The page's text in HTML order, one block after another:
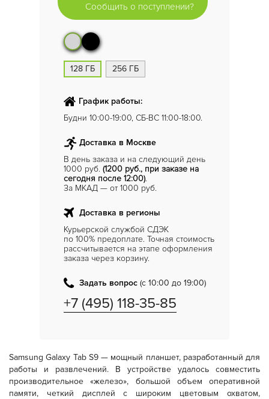
Сообщить о поступлении?
128 ГБ 256 ГБ
График работы:
Будни 10:00-19:00, СБ-ВС 11:00-18:00.
Доставка в Москве
В день заказа и на следующий день
1000 руб. (1200 руб., при заказе на
сегодня после 12:00).
За МКАД — от 1000 руб.
Доставка в регионы
Курьерской службой СДЭК
по 100% предоплате. Точная стоимость
рассчитывается на этапе оформления
заказа через корзину.
Задать вопрос (с 10:00 до 19:00)
+7 (495) 118-35-85
Samsung Galaxy Tab S9 — мощный планшет, разработанный для
работы и развлечений. В устройстве удалось совместить
производительное «железо», большой объем оперативной
памяти, четкий дисплей с широким цветовым охватом,